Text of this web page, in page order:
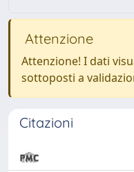
Attenzione
Attenzione! I dati
sottoposti a
Citazioni